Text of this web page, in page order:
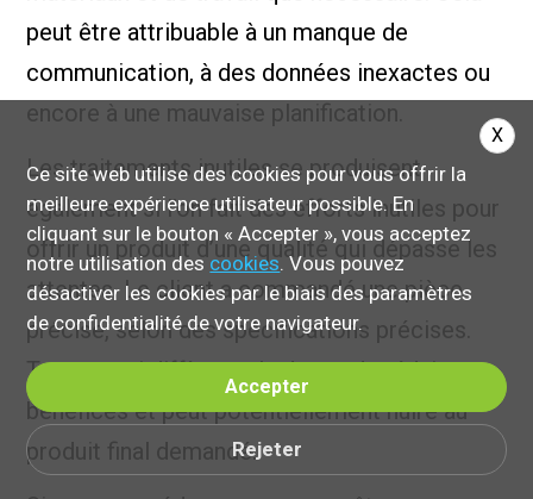
peut être attribuable à un manque de
communication, à des données inexactes ou
encore à une mauvaise planification.
Les traitements inutiles se produisent
également si l’on fait des efforts inutiles pour
offrir un produit d’une qualité qui dépasse les
attentes. Le client a commandé une pièce
précise, selon des spécifications précises.
Tout ce qui diffère ce la demande réduit vos
bénéfices et peut potentiellement nuire au
produit final demandé.
Ce site web utilise des cookies pour vous offrir la
meilleure expérience utilisateur possible. En
cliquant sur le bouton « Accepter », vous acceptez
notre utilisation descookies. Vous pouvez
désactiver les cookies par le biais des paramètres
de confidentialité de votre navigateur.
Accepter
Rejeter
X